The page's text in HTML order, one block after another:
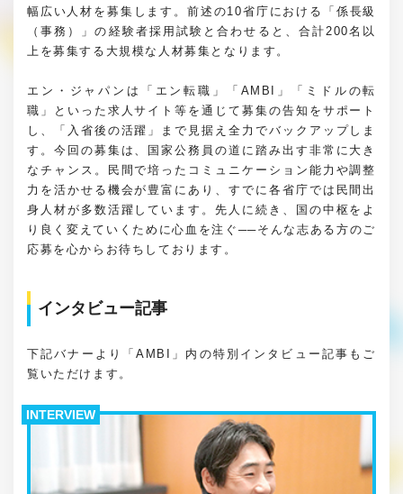
幅広い人材を募集します。前述の10省庁における「係長級
（事務）」の経験者採用試験と合わせると、合計200名以
上を募集する大規模な人材募集となります。
エン・ジャパンは「エン転職」「AMBI」「ミドルの転
職」といった求人サイト等を通じて募集の告知をサポート
し、「入省後の活躍」まで見据え全力でバックアップしま
す。今回の募集は、国家公務員の道に踏み出す非常に大き
なチャンス。民間で培ったコミュニケーション能力や調整
力を活かせる機会が豊富にあり、すでに各省庁では民間出
身人材が多数活躍しています。先人に続き、国の中枢をよ
り良く変えていくために心血を注ぐ──そんな志ある方のご
応募を心からお待ちしております。
インタビュー記事
下記バナーより「AMBI」内の特別インタビュー記事もご
覧いただけます。
INTERVIEW